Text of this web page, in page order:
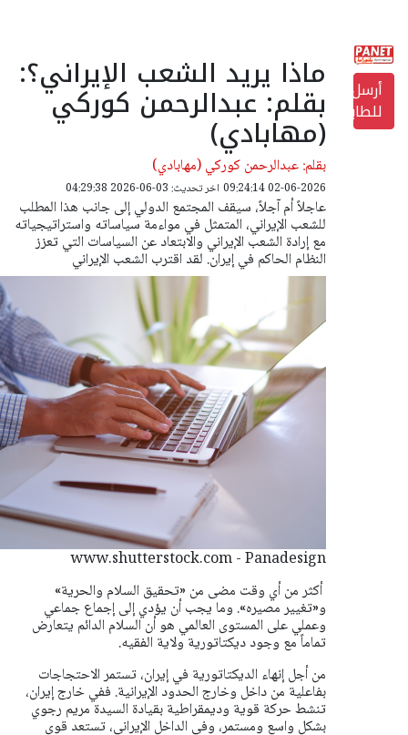
أرسل
للطابعة
ماذا يريد الشعب الإيراني؟:
بقلم: عبدالرحمن کورکي
(مهابادي)
بقلم: عبدالرحمن کورکي (مهابادي)
02-06-2026 09:24:14 اخر تحديث: 03-06-2026 04:29:38
عاجلاً أم آجلاً، سيقف المجتمع الدولي إلى جانب هذا المطلب
للشعب الإيراني، المتمثل في مواءمة سياساته واستراتيجياته
مع إرادة الشعب الإيراني والابتعاد عن السياسات التي تعزز
النظام الحاکم في إيران. لقد اقترب الشعب الإيراني
www.shutterstock.com - Panadesign
أكثر من أي وقت مضى من «تحقيق السلام والحرية»
و«تغيير مصيره». وما يجب أن يؤدي إلى إجماع جماعي
وعملي على المستوى العالمي هو أن السلام الدائم يتعارض
تماماً مع وجود ديكتاتورية ولاية الفقيه.
من أجل إنهاء الديكتاتورية في إيران، تستمر الاحتجاجات
بفاعلية من داخل وخارج الحدود الإيرانية. ففي خارج إيران،
تنشط حركة قوية وديمقراطية بقيادة السيدة مريم رجوي
بشكل واسع ومستمر، وفي الداخل الإيراني، تستعد قوى